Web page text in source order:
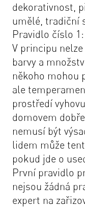
dekorativnost,
umělé, tradiční
Pravidlo číslo
V principu
barvy a
někoho mohou
ale
prostředí
domovem
nemusí být
lidem může
pokud jde o
První pravidlo
nejsou žádná
expert na